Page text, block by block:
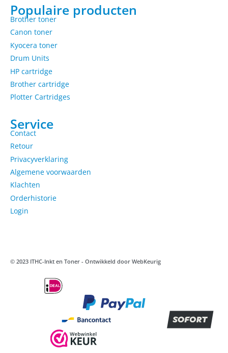
Populaire producten
Brother toner
Canon toner
Kyocera toner
Drum Units
HP cartridge
Brother cartridge
Plotter Cartridges
Service
Contact
Retour
Privacyverklaring
Algemene voorwaarden
Klachten
Orderhistorie
Login
© 2023 ITHC-Inkt en Toner - Ontwikkeld door WebKeurig